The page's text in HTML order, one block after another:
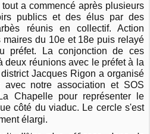
a commencé après plusieurs
publics et des élus par des
réunis en collectif. Action
maires du 10e et 18e puis relayé
préfet. La conjonction de ces
deux réunions avec le préfet à la
Jacques Rigon a organisé
avec notre association et SOS
Chapelle pour représenter le
côté du viaduc. Le cercle s'est
élargi.